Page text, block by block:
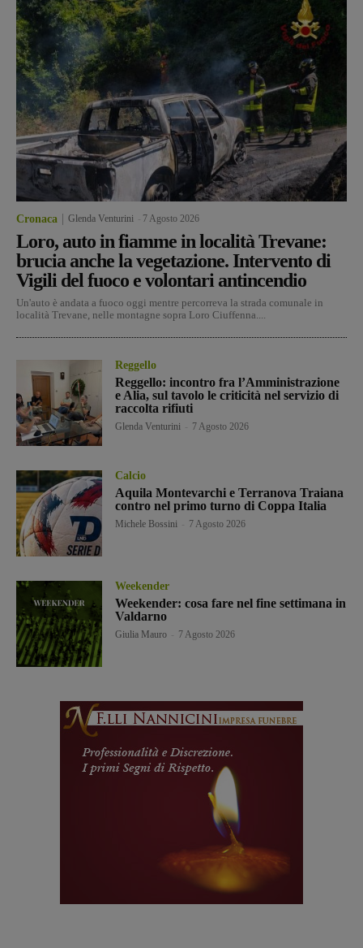
Cronaca Glenda Venturini 7 Agosto 2026
Loro, auto in fiamme in località Trevane:
brucia anche la vegetazione. Intervento di
Vigili del fuoco e volontari antincendio
Un'auto è andata a fuoco oggi mentre percorreva la strada comunale in
località Trevane, nelle montagne sopra Loro Ciuffenna....
Reggello
Reggello: incontro fra l’Amministrazione
e Alia, sul tavolo le criticità nel servizio di
raccolta rifiuti
Glenda Venturini 7 Agosto 2026
Calcio
Aquila Montevarchi e Terranova Traiana
contro nel primo turno di Coppa Italia
Michele Bossini 7 Agosto 2026
Weekender
Weekender: cosa fare nel fine settimana in
Valdarno
Giulia Mauro 7 Agosto 2026